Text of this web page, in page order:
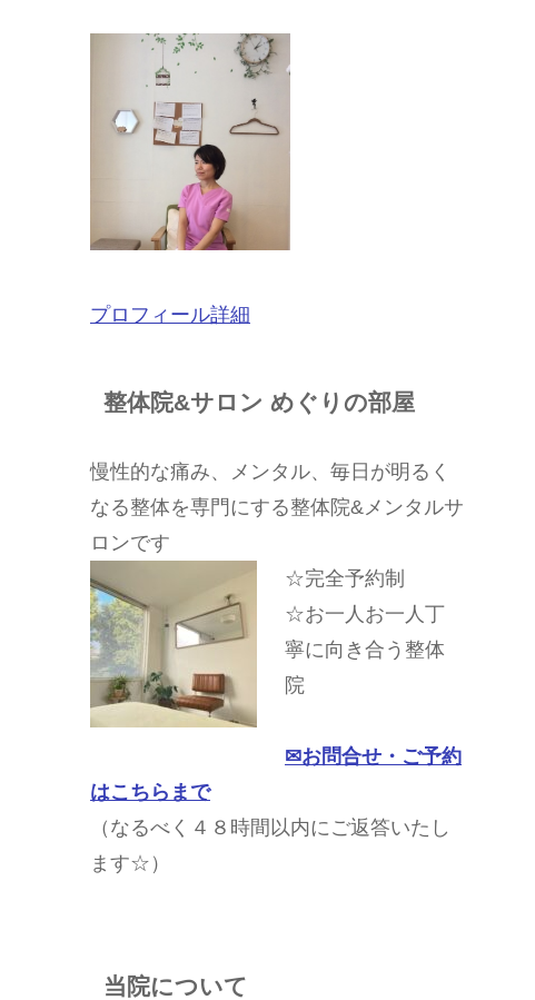
プロフィール詳細
整体院&サロン めぐりの部屋
慢性的な痛み、メンタル、毎日が明るく
なる整体を専門にする整体院&メンタルサ
ロンです
☆完全予約制
☆お一人お一人丁
寧に向き合う整体
院
✉︎お問合せ・ご予約
はこちらまで
（なるべく４８時間以内にご返答いたし
ます☆）
当院について